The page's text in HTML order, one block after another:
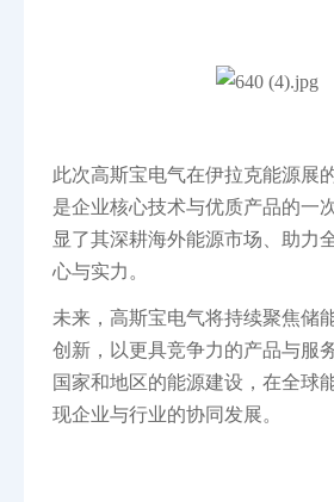
此次高斯宝电气在伊拉克能源展
是企业核心技术与优质产品的一
显了其深耕海外能源市场、助力
心与实力。
未来，高斯宝电气将持续聚焦储
创新，以更具竞争力的产品与服
国家和地区的能源建设，在全球
现企业与行业的协同发展。